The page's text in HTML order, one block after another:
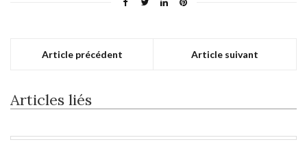
Article précédent Article suivant
Articles liés